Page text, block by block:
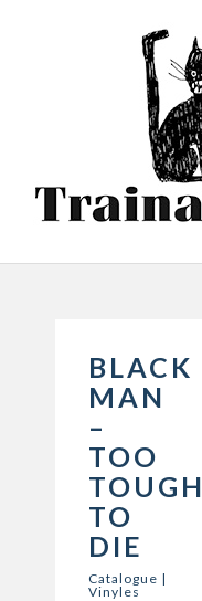
BLACK
MAN
–
TOO
TOUGH
TO
DIE
Catalogue |
Vinyles